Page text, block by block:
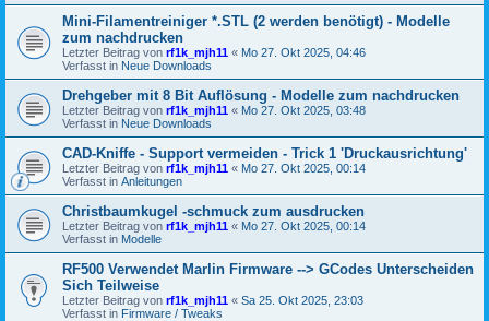
Mini-Filamentreiniger *.STL (2 werden benötigt) - Modelle
zum nachdrucken
Letzter Beitrag von rf1k_mjh11 « Mo 27. Okt 2025, 04:46
Verfasst in Neue Downloads
Drehgeber mit 8 Bit Auflösung - Modelle zum nachdrucken
Letzter Beitrag von rf1k_mjh11 « Mo 27. Okt 2025, 03:48
Verfasst in Neue Downloads
CAD-Kniffe - Support vermeiden - Trick 1 'Druckausrichtung'
Letzter Beitrag von rf1k_mjh11 « Mo 27. Okt 2025, 00:14
Verfasst in Anleitungen
Christbaumkugel -schmuck zum ausdrucken
Letzter Beitrag von rf1k_mjh11 « Mo 27. Okt 2025, 00:14
Verfasst in Modelle
RF500 Verwendet Marlin Firmware --> GCodes Unterscheiden
Sich Teilweise
Letzter Beitrag von rf1k_mjh11 « Sa 25. Okt 2025, 23:03
Verfasst in Firmware / Tweaks